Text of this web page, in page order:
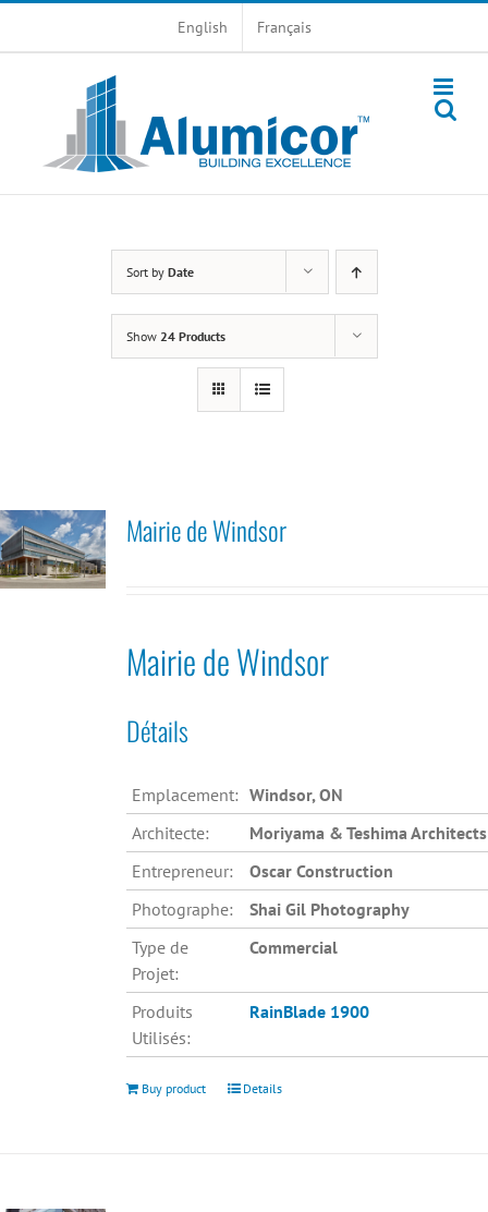
English Français
Sort by Date
Show 24 Products
Mairie de Windsor
Mairie de Windsor
Détails
Emplacement: Windsor, ON
Architecte:
Moriyama & Teshima Architects
Entrepreneur:
Oscar Construction
Photographe:
Shai Gil Photography
Type de
Projet:
Commercial
Produits
Utilisés:
RainBlade 1900
Buy product Details